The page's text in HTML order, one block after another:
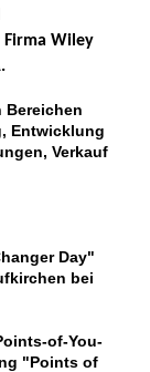
Wiley
Bereichen
Entwicklung
Verkauf
Day"
bei
of-You-
"Points of